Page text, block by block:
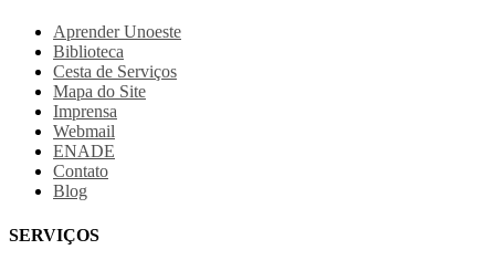
Aprender Unoeste
Biblioteca
Cesta de Serviços
Mapa do Site
Imprensa
Webmail
ENADE
Contato
Blog
SERVIÇOS